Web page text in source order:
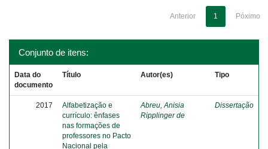
Anterior 1 Póximo
Conjunto de itens:
Data do
documento
Título Autor(es) Tipo
2017
Alfabetização e
currículo: ênfases
nas formações de
professores no Pacto
Nacional pela
Abreu, Anisia
Ripplinger de
Dissertação